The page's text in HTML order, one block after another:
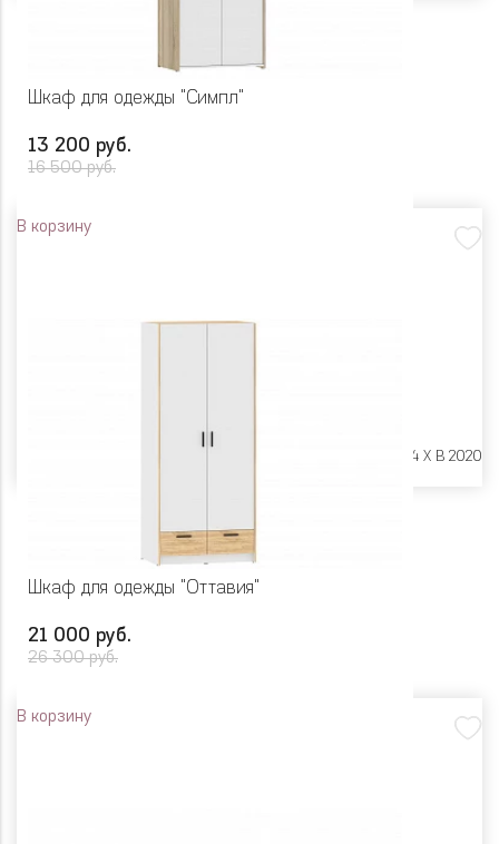
Шкаф для одежды "Симпл"
13 200 руб.
16 500 руб.
В корзину
Ш 800 X Г 524 X В 2020
Шкаф для одежды "Оттавия"
21 000 руб.
26 300 руб.
В корзину